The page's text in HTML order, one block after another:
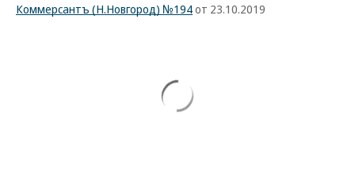
Коммерсантъ (Н.Новгород) №194от 23.10.2019